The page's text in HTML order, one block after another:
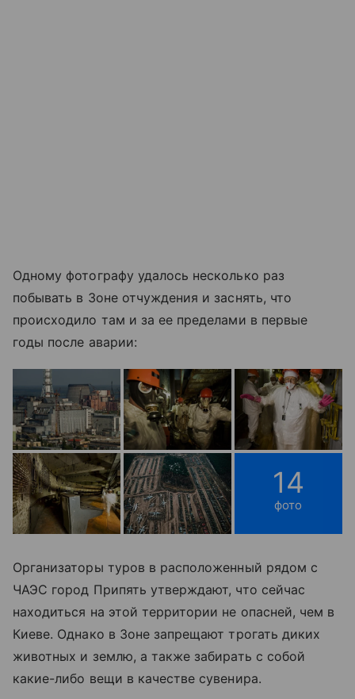
Одному фотографу удалось несколько раз
побывать в Зоне отчуждения и заснять, что
происходило там и за ее пределами в первые
годы после аварии:
14
фото
Организаторы туров в расположенный рядом с
ЧАЭС город Припять утверждают, что сейчас
находиться на этой территории не опасней, чем в
Киеве. Однако в Зоне запрещают трогать диких
животных и землю, а также забирать с собой
какие-либо вещи в качестве сувенира.